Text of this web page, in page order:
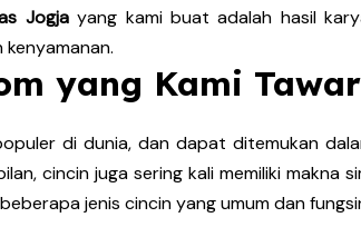
Jogjayang kami buat adalah hasil
yang Kami
di dunia, dan dapat ditemukan
cincin juga sering kali memiliki makna
jenis cincin yang umum dan